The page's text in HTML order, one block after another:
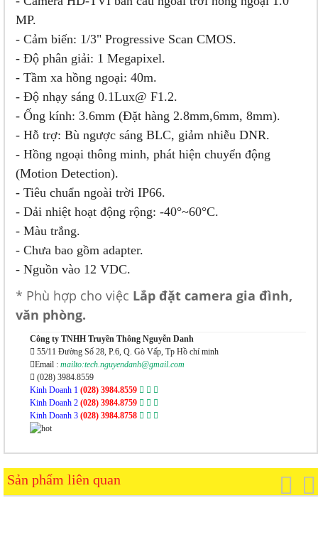
MP.
- Cảm biến: 1/3" Progressive Scan CMOS.
- Độ phân giải: 1 Megapixel.
- Tầm xa hồng ngoại: 40m.
- Độ nhạy sáng 0.1Lux@ F1.2.
- Ống kính: 3.6mm (Đặt hàng 2.8mm,6mm, 8mm).
- Hỗ trợ: Bù ngược sáng BLC, giảm nhiễu DNR.
- Hồng ngoại thông minh, phát hiện chuyển động
(Motion Detection).
- Tiêu chuẩn ngoài trời IP66.
- Dải nhiệt hoạt động rộng: -40°~60°C.
- Màu trắng.
- Chưa bao gồm adapter.
- Nguồn vào 12 VDC.
* Phù hợp cho việc Lắp đặt camera gia đình,
văn phòng.
Công ty TNHH Truyền Thông Nguyễn Danh
55/11 Đường Số 28, P.6, Q. Gò Vấp, Tp Hồ chí minh
Email : mailto:tech.nguyendanh@gmail.com
(028) 3984.8559
Kinh Doanh 1 (028) 3984.8559
Kinh Doanh 2 (028) 3984.8759
Kinh Doanh 3 (028) 3984.8758
Sản phẩm liên quan